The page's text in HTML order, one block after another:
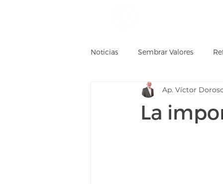
Noticias Sembrar Valores
Desde Lo Alto Videos
La
Ap. Víctor